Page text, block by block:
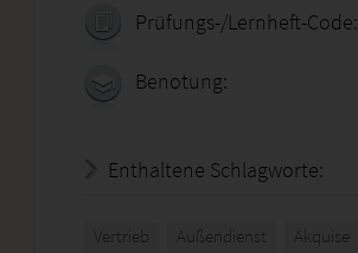
Prüfungs-/Lernheft-Code:
Benotung:
Enthaltene Schlagworte:
Vertrieb Außendienst Akquise